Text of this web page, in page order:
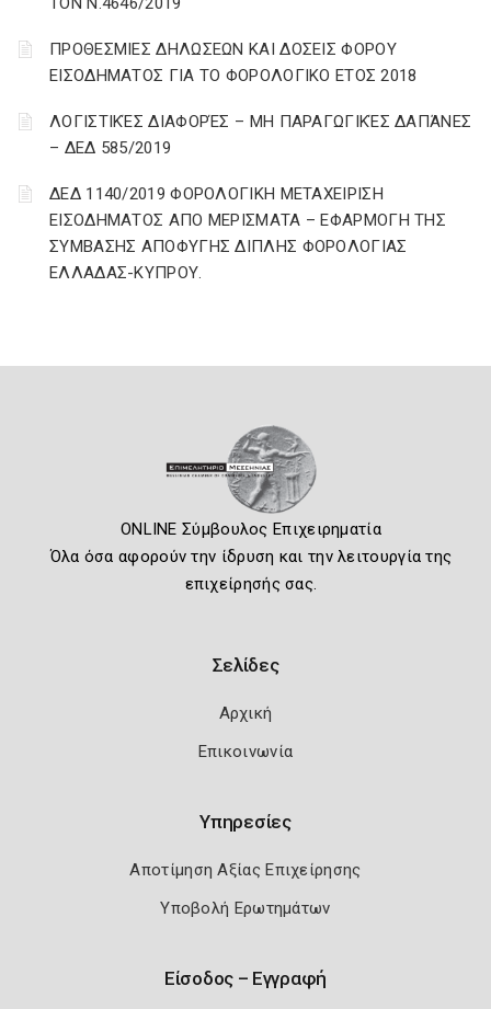
ΠΡΟΘΕΣΜΙΕΣ ΔΗΛΩΣΕΩΝ ΚΑΙ ΔΟΣΕΙΣ ΦΟΡΟΥ
ΕΙΣΟΔΗΜΑΤΟΣ ΓΙΑ ΤΟ ΦΟΡΟΛΟΓΙΚΟ ΕΤΟΣ 2018
ΛΟΓΙΣΤΙΚΈΣ ΔΙΑΦΟΡΈΣ – ΜΗ ΠΑΡΑΓΩΓΙΚΈΣ ΔΑΠΆΝΕΣ
– ΔΕΔ 585/2019
ΔΕΔ 1140/2019 ΦΟΡΟΛΟΓΙΚΗ ΜΕΤΑΧΕΙΡΙΣΗ
ΕΙΣΟΔΗΜΑΤΟΣ ΑΠΟ ΜΕΡΙΣΜΑΤΑ – ΕΦΑΡΜΟΓΗ ΤΗΣ
ΣΥΜΒΑΣΗΣ ΑΠΟΦΥΓΗΣ ΔΙΠΛΗΣ ΦΟΡΟΛΟΓΙΑΣ
ΕΛΛΑΔΑΣ-ΚΥΠΡΟΥ.
ONLINE Σύμβουλος Επιχειρηματία
Όλα όσα αφορούν την ίδρυση και την λειτουργία της
επιχείρησής σας.
Σελίδες
Αρχική
Επικοινωνία
Υπηρεσίες
Αποτίμηση Αξίας Επιχείρησης
Υποβολή Ερωτημάτων
Είσοδος – Εγγραφή